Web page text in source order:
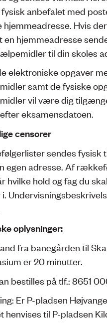
anbefalet med
hjemmeadresse. Hvis
en hjemmeadresse
til din skoles
elektroniske opgaver
samt de fysiske
vil være dig
eksamensdatoen.
censorer
sendes fysisk
egen adresse. Af
hvilke hold og fag du
oplysninger:
fra banegården til
er 20 minutter.
bestilles på tlf.: 8651
Er P-pladsen
henvises til P-pladsen